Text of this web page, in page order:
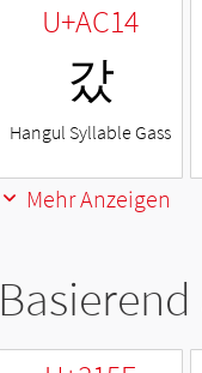
U+AC14
갔
Hangul Syllable Gass
Mehr Anzeigen
Basierend